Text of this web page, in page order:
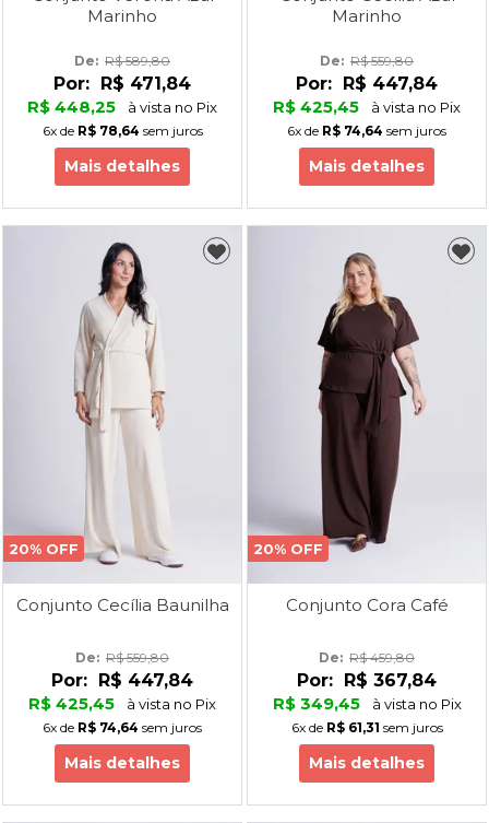
Marinho
De: R$ 589,80
Por: R$ 471,84
R$ 448,25
à vista no Pix
6xde R$ 78,64 sem juros
Mais detalhes
Marinho
De: R$ 559,80
Por: R$ 447,84
R$ 425,45
à vista no Pix
6x de R$ 74,64 sem juros
Mais detalhes
20% OFF
Conjunto Cecília Baunilha
De: R$ 559,80
Por: R$ 447,84
R$ 425,45
à vista no Pix
6x de R$ 74,64 sem juros
Mais detalhes
20% OFF
Conjunto Cora Café
De: R$ 459,80
Por: R$ 367,84
R$ 349,45
à vista no Pix
6xde R$ 61,31 sem juros
Mais detalhes